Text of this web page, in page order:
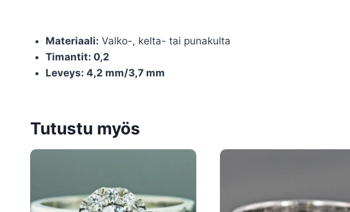
Materiaali: Valko-, kelta- tai punakulta
Timantit: 0,2
Leveys: 4,2 mm/3,7 mm
Tutustu myös